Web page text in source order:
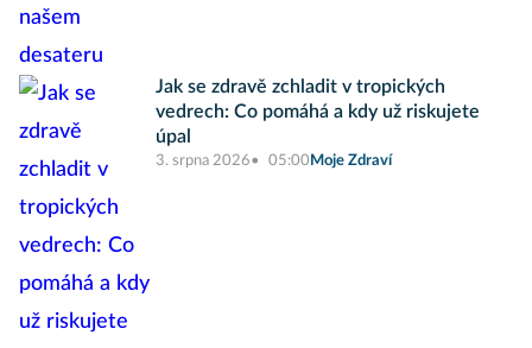
Jak se zdravě zchladit v tropických
vedrech: Co pomáhá a kdy už riskujete
úpal
3. srpna 2026 05:00 Moje Zdraví